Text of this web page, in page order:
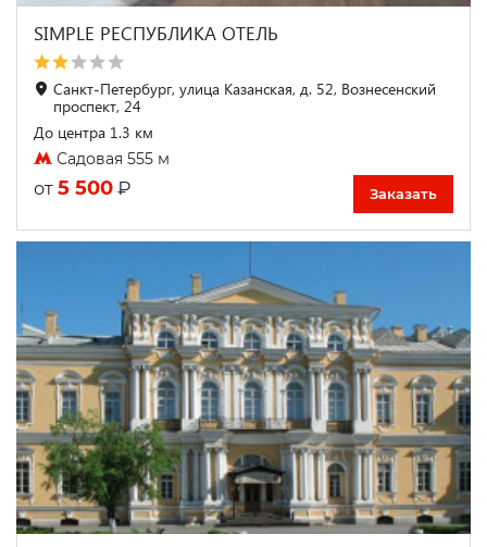
SIMPLE РЕСПУБЛИКА ОТЕЛЬ
Санкт-Петербург, улица Казанская, д. 52, Вознесенский
проспект, 24
До центра 1.3 км
Садовая 555 м
от 5 500 ₽ Заказать